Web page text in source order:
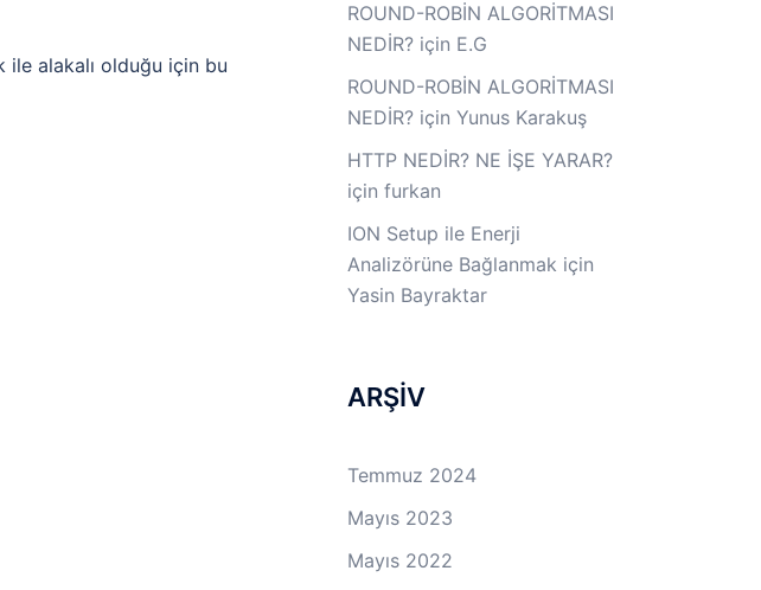
ile alakalı olduğu için bu
ROUND-ROBİN ALGORİTMASI
NEDİR?için E.G
ROUND-ROBİN ALGORİTMASI
NEDİR?için Yunus Karakuş
HTTP NEDİR? NE İŞE YARAR?
için furkan
ION Setup ile Enerji
Analizörüne Bağlanmak için
Yasin Bayraktar
ARŞİV
Temmuz 2024
Mayıs 2023
Mayıs 2022